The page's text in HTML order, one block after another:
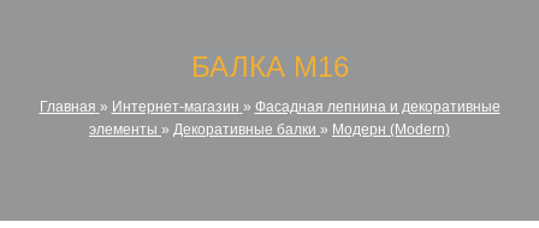
БАЛКА M16
Главная » Интернет-магазин » Фасадная лепнина и декоративные
элементы » Декоративные балки » Модерн (Modern)